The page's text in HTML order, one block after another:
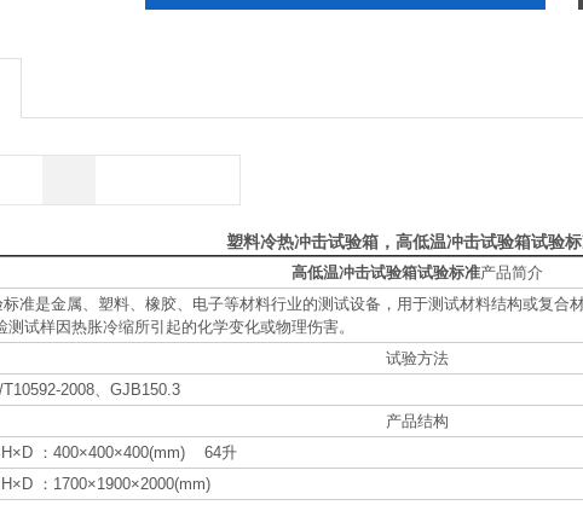
塑料冷热冲击试验箱， 高低温冲击试验箱试验
高低温冲击试验箱试验标准产品简介
准是金属、塑料、橡胶、电子等材料行业的测试设备，用于测试材料结构或复合
试样因热胀冷缩所引起的化学变化或物理伤害。
试验方法
2008、GJB150.3
产品结构
：400×400×400(mm) 64升
：1700×1900×2000(mm)